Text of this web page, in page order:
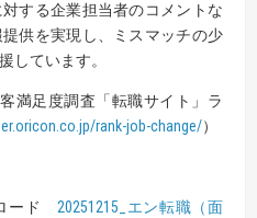
する企業担当者のコメントな
供を実現し、ミスマッチの少
しています。
満足度調査「転職サイト」ラ
rank-job-change/）
ード 20251215_エン転職（面